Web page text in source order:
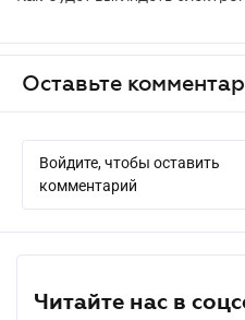
Оставьте
Войдите, чтобы оставить
комментарий
Читайте нас в